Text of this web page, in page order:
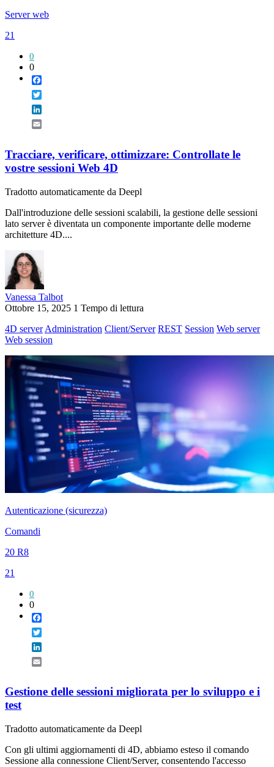
Server web
21
0
0
Tracciare, verificare, ottimizzare: Controllate le
vostre sessioni Web 4D
Tradotto automaticamente da Deepl
Dall'introduzione delle sessioni scalabili, la gestione delle sessioni
lato server è diventata un componente importante delle moderne
architetture 4D....
Vanessa Talbot
Ottobre 15, 2025 1 Tempo di lettura
4D server Administration Client/Server REST Session Web server
Web session
Autenticazione (sicurezza)
Comandi
20 R8
21
0
0
Gestione delle sessioni migliorata per lo sviluppo e i
test
Tradotto automaticamente da Deepl
Con gli ultimi aggiornamenti di 4D, abbiamo esteso il comando
Sessione alla connessione Client/Server, consentendo l'accesso